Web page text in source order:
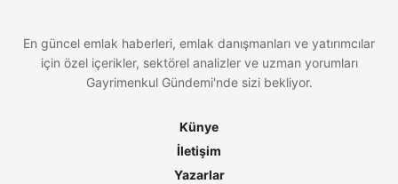
En güncel emlak haberleri, emlak danışmanları ve yatırımcılar
için özel içerikler, sektörel analizler ve uzman yorumları
Gayrimenkul Gündemi'nde sizi bekliyor.
Künye
İletişim
Yazarlar